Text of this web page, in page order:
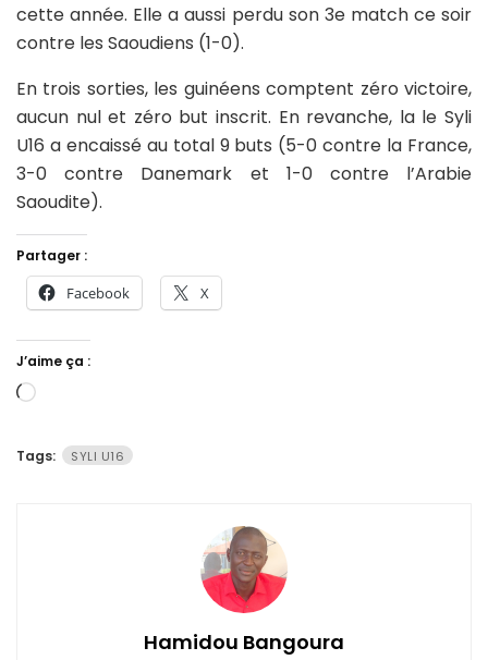
cette année. Elle a aussi perdu son 3e match ce soir
contre les Saoudiens (1-0).
En trois sorties, les guinéens comptent zéro victoire,
aucun nul et zéro but inscrit. En revanche, la le Syli
U16 a encaissé au total 9 buts (5-0 contre la France,
3-0 contre Danemark et 1-0 contre l’Arabie
Saoudite).
Partager :
Facebook X
J’aime ça :
Chargement…
Tags: SYLI U16
Hamidou Bangoura